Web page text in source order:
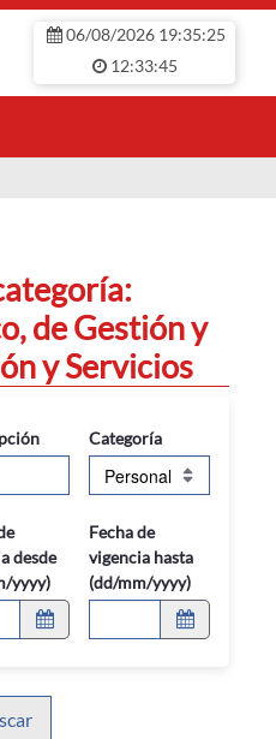
06/08/2026 19:35:26
12:33:45
de Gestión y
y Servicios
Categoría
desde
yyyy)
Fecha de
vigencia hasta
(dd/mm/yyyy)